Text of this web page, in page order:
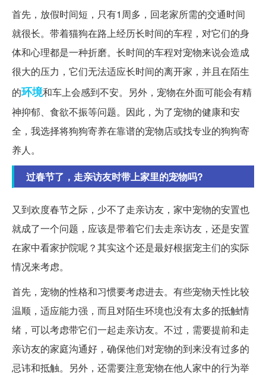
首先，放假时间短，只有1周多，回老家所需的交通时间
就很长。带着猫狗在路上经历长时间的车程，对它们的身
体和心理都是一种折磨。长时间的车程对宠物来说会造成
很大的压力，它们无法适应长时间的离开家，并且在陌生
的环境和车上会感到不安。另外，宠物在外面可能会有精
神抑郁、食欲不振等问题。因此，为了宠物的健康和安
全，我选择将狗狗寄养在靠谱的宠物店或找专业的狗狗寄
养人。
过春节了，走亲访友时带上家里的宠物吗?
又到欢度春节之际，少不了走亲访友，家中宠物的安置也
就成了一个问题，应该是带着它们去走亲访友，还是安置
在家中看家护院呢？其实这个还是最好根据宠主们的实际
情况来考虑。
首先，宠物的性格和习惯要考虑进去。有些宠物天性比较
温顺，适应能力强，而且对陌生环境也没有太多的抵触情
绪，可以考虑带它们一起走亲访友。不过，需要提前和走
亲访友的家庭沟通好，确保他们对宠物的到来没有过多的
忌讳和抵触。另外，还需要注意宠物在他人家中的行为举